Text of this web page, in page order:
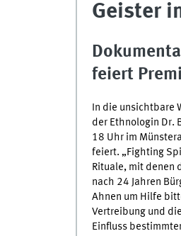
Geister
feiert
In die unsichtbare
der Ethnologin Dr.
18 Uhr im
feiert. „Fighting
Rituale, mit denen
nach 24 Jahren
Ahnen um Hilfe
Vertreibung und
Einfluss